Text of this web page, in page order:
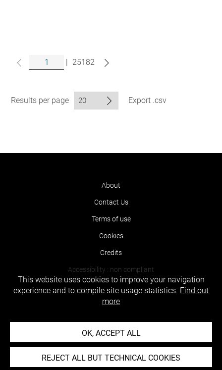
| 25182
Results per page Export .csv
About
Contact Us
Terms of use
Cookies
Credits
Accessibility : non compliant
This website uses cookies to improve your navigation
experience and to compile site usage statistics. Find out
more
OK, ACCEPT ALL
REJECT ALL BUT TECHNICAL COOKIES